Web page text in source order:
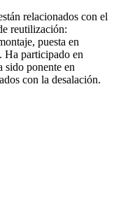
relacionados con el
reutilización:
puesta en
Ha participado en
sido ponente en
con la desalación.